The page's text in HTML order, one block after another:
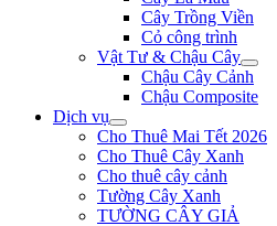
Cây Trồng Viền
Cỏ công trình
Vật Tư & Chậu Cây
Chậu Cây Cảnh
Chậu Composite
Dịch vụ
Cho Thuê Mai Tết 2026
Cho Thuê Cây Xanh
Cho thuê cây cảnh
Tường Cây Xanh
TƯỜNG CÂY GIẢ